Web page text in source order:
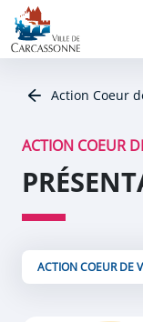
Aller au contenu
Aller au menu
Aller au plan du site
Aller à la recherche
Action Coeur
ACTION COEUR
ACTION COEUR DE
Panneau de gestion